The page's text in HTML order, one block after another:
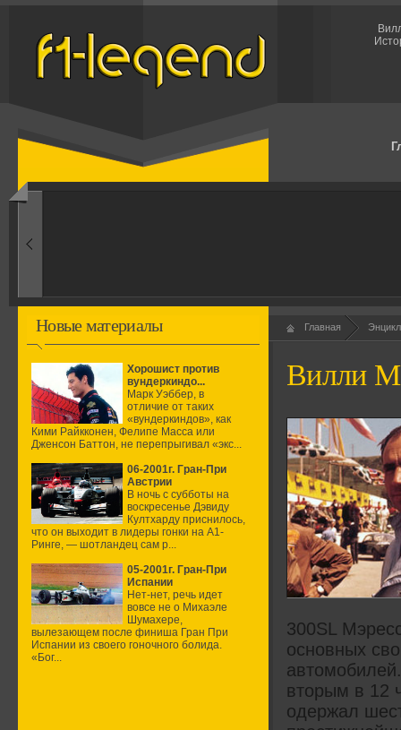
1960-ые
Новые материалы
Хорошист против
вундеркиндо...
Марк Уэббер, в
отличие от таких
«вундеркиндов», как
Кими Райкконен, Фелипе Масса или
Дженсон Баттон, не перепрыгивал «экс...
06-2001г. Гран-При
Австрии
В ночь с субботы на
воскресенье Дэвиду
Култхарду приснилось,
что он выходит в лидеры гонки на А1-
Ринге, — шотландец сам р...
05-2001г. Гран-При
Испании
Нет-нет, речь идет
вовсе не о Михаэле
Шумахере,
вылезающем после финиша Гран При
Испании из своего гоночного болида.
«Бог...
Главная
Вилли
300SL
основных
вторым в 12
одержал